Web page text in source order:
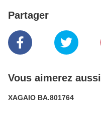
Partager
Vous aimerez aussi
XAGAIO BA.801764